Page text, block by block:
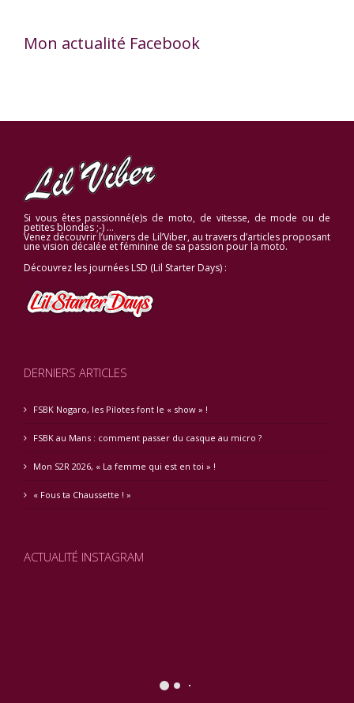
Mon actualité Facebook
Si vous êtes passionné(e)s de moto, de vitesse, de mode ou de
petites blondes ;-) …
Venez découvrir l’univers de Lil’Viber, au travers d’articles proposant
une vision décalée et féminine de sa passion pour la moto.
Découvrez les journées LSD (Lil Starter Days) :
DERNIERS ARTICLES
FSBK Nogaro, les Pilotes font le « show » !
FSBK au Mans : comment passer du casque au micro ?
Mon S2R 2026, « La femme qui est en toi » !
« Fous ta Chaussette ! »
ACTUALITÉ INSTAGRAM